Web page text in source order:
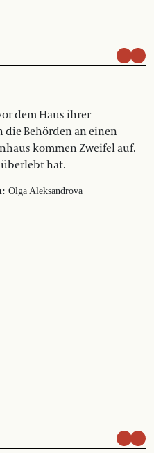
dem Haus ihrer
Behörden an einen
kommen Zweifel auf.
überlebt hat.
Olga Aleksandrova